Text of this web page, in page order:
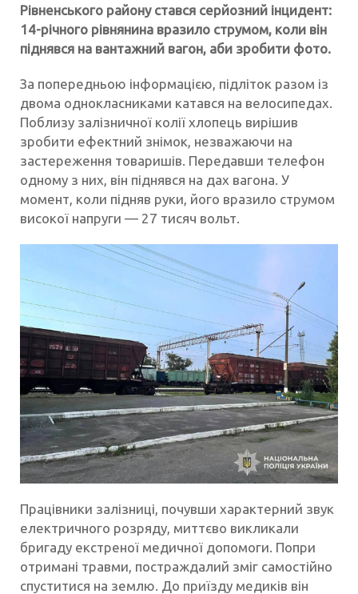
Рівненського району стався серйозний інцидент:
14-річного рівнянина вразило струмом, коли він
піднявся на вантажний вагон, аби зробити фото.
За попередньою інформацією, підліток разом із
двома однокласниками катався на велосипедах.
Поблизу залізничної колії хлопець вирішив
зробити ефектний знімок, незважаючи на
застереження товаришів. Передавши телефон
одному з них, він піднявся на дах вагона. У
момент, коли підняв руки, його вразило струмом
високої напруги — 27 тисяч вольт.
Працівники залізниці, почувши характерний звук
електричного розряду, миттєво викликали
бригаду екстреної медичної допомоги. Попри
отримані травми, постраждалий зміг самостійно
спуститися на землю. До приїзду медиків він